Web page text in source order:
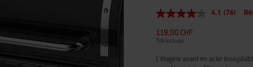
4.1
sur
5,
de
la
4.1 (76)
119,00 CHF
TVA incluse
L'étagère avant en acier